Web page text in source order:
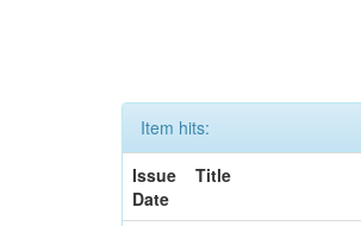
Item hits:
Issue
Date
Title